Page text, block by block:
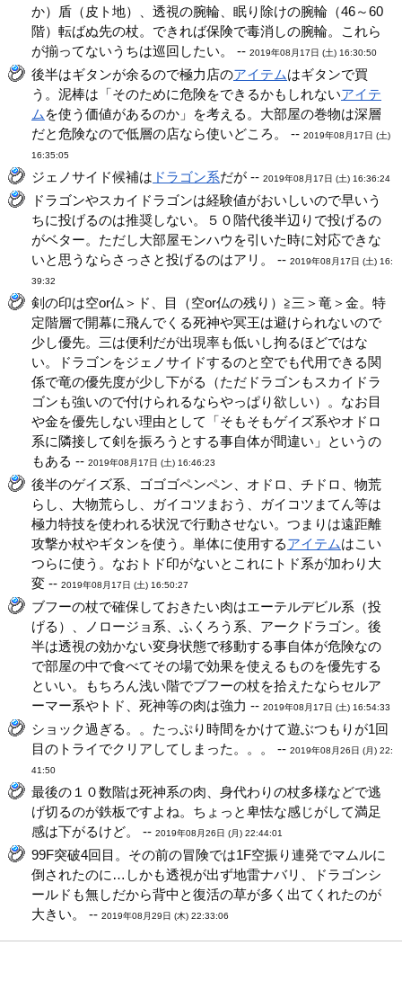
か）盾（皮ト地）、透視の腕輪、眠り除けの腕輪（46～60
階）転ばぬ先の杖。できれば保険で毒消しの腕輪。これら
が揃ってないうちは巡回したい。 --2019年08月17日 (土) 16:30:50
後半はギタンが余るので極力店のアイテムはギタンで買
う。泥棒は「そのために危険をできるかもしれないアイテ
ム を使う価値があるのか」を考える。大部屋の巻物は深層
だと危険なので低層の店なら使いどころ。 --2019年08月17日 (土)
16:35:05
ジェノサイド候補は ドラゴン系だが --2019年08月17日 (土) 16:36:24
ドラゴンやスカイドラゴンは経験値がおいしいので早いう
ちに投げるのは推奨しない。５０階代後半辺りで投げるの
がベター。ただし大部屋モンハウを引いた時に対応できな
いと思うならさっさと投げるのはアリ。 --2019年08月17日 (土) 16:
39:32
剣の印は空or仏＞ド、目（空or仏の残り）≧三＞竜＞金。特
定階層で開幕に飛んでくる死神や冥王は避けられないので
少し優先。三は便利だが出現率も低いし拘るほどではな
い。ドラゴンをジェノサイドするのと空でも代用できる関
係で竜の優先度が少し下がる（ただドラゴンもスカイドラ
ゴンも強いので付けられるならやっぱり欲しい）。なお目
や金を優先しない理由として「そもそもゲイズ系やオドロ
系に隣接して剣を振ろうとする事自体が間違い」というの
もある --2019年08月17日 (土) 16:46:23
後半のゲイズ系、ゴゴゴペンペン、オドロ、チドロ、物荒
らし、大物荒らし、ガイコツまおう、ガイコツまてん等は
極力特技を使われる状況で行動させない。つまりは遠距離
攻撃か杖やギタンを使う。単体に使用するアイテムはこい
つらに使う。なおトド印がないとこれにトド系が加わり大
変 --2019年08月17日 (土) 16:50:27
ブフーの杖で確保しておきたい肉はエーテルデビル系（投
げる）、ノロージョ系、ふくろう系、アークドラゴン。後
半は透視の効かない変身状態で移動する事自体が危険なの
で部屋の中で食べてその場で効果を使えるものを優先する
といい。もちろん浅い階でブフーの杖を拾えたならセルア
ーマー系やトド、死神等の肉は強力 --2019年08月17日 (土) 16:54:33
ショック過ぎる。。たっぷり時間をかけて遊ぶつもりが1回
目のトライでクリアしてしまった。。。 --2019年08月26日 (月) 22:
41:50
最後の１０数階は死神系の肉、身代わりの杖多様などで逃
げ切るのが鉄板ですよね。ちょっと卑怯な感じがして満足
感は下がるけど。 --2019年08月26日 (月) 22:44:01
99F突破4回目。その前の冒険では1F空振り連発でマムルに
倒されたのに…しかも透視が出ず地雷ナバリ、ドラゴンシ
ールドも無しだから背中と復活の草が多く出てくれたのが
大きい。 --2019年08月29日 (木) 22:33:06